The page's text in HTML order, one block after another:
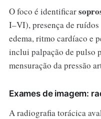
O foco é identificar
I–VI), presença de
edema, ritmo cardíaco e
inclui palpação de pulso
mensuração da pressão
Exames de imagem:
A radiografia torácica